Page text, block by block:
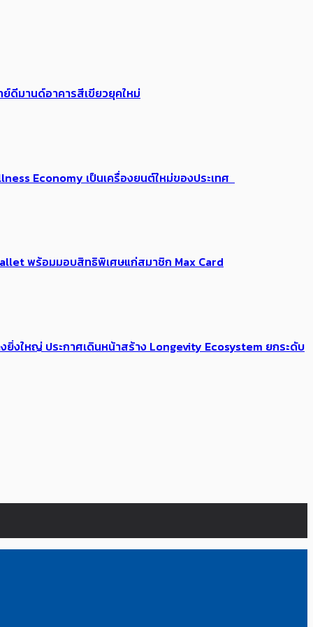
ย์ดีมานด์อาคารสีเขียวยุคใหม่
Economy เป็นเครื่องยนต์ใหม่ของประเทศ
พร้อมมอบสิทธิพิเศษแก่สมาชิก Max Card
งใหญ่ ประกาศเดินหน้าสร้าง Longevity Ecosystem ยกระดับ